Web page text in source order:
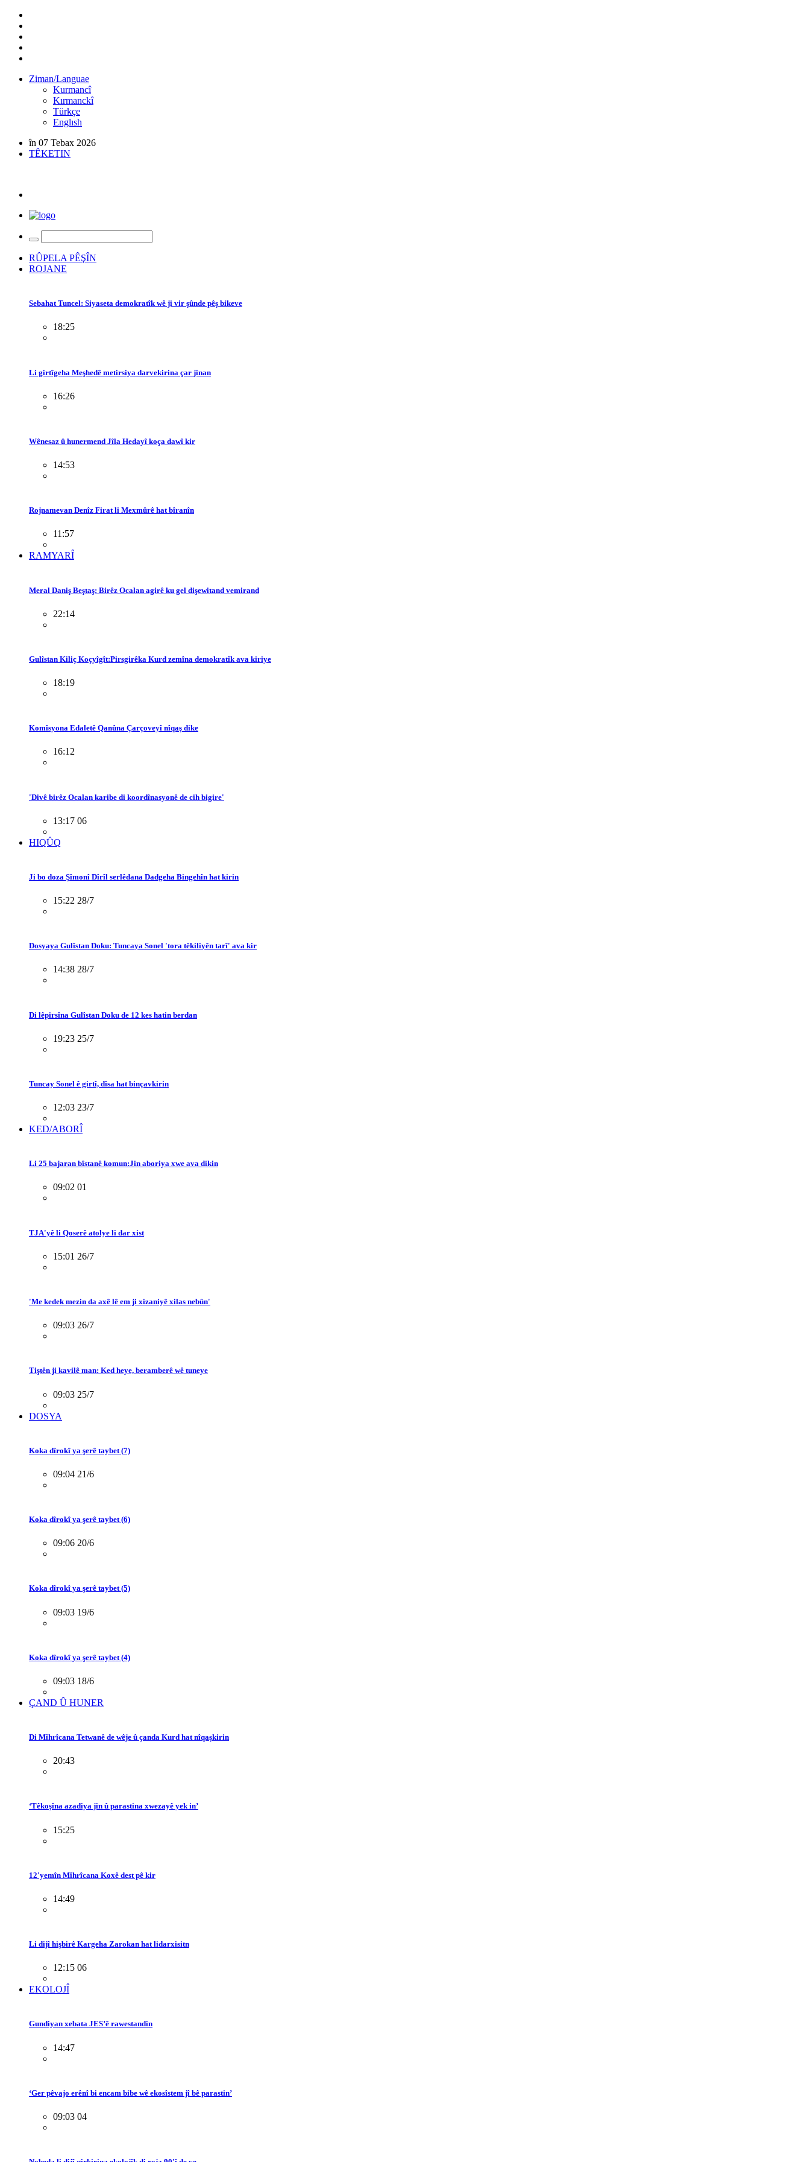
Ziman/Languae
Kurmancî
Kırmanckî
Türkçe
Englısh
în 07 Tebax 2026
TÊKETIN
RÛPELA PÊŞÎN
ROJANE
Sebahat Tuncel: Siyaseta demokratîk wê ji vir şûnde pêş bikeve
18:25
Li girtîgeha Meşhedê metirsiya darvekirina çar jinan
16:26
Wênesaz û hunermend Jîla Hedayî koça dawî kir
14:53
Rojnamevan Denîz Firat li Mexmûrê hat bîranîn
11:57
RAMYARÎ
Meral Daniş Beştaş: Birêz Ocalan agirê ku gel dişewitand vemirand
22:14
Gulîstan Kiliç Koçyîgît:Pirsgirêka Kurd zemîna demokratîk ava kiriye
18:19
Komîsyona Edaletê Qanûna Çarçoveyî nîqaş dike
16:12
'Divê birêz Ocalan karibe di koordînasyonê de cih bigire'
13:17 06
HIQÛQ
Ji bo doza Şîmonî Dîrîl serlêdana Dadgeha Bingehîn hat kirin
15:22 28/7
Dosyaya Gulîstan Doku: Tuncaya Sonel 'tora têkiliyên tarî' ava kir
14:38 28/7
Di lêpirsîna Gulîstan Doku de 12 kes hatin berdan
19:23 25/7
Tuncay Sonel ê girtî, dîsa hat binçavkirin
12:03 23/7
KED/ABORÎ
Li 25 bajaran bîstanê komun:Jin aboriya xwe ava dikin
09:02 01
TJA'yê li Qoserê atolye li dar xist
15:01 26/7
'Me kedek mezin da axê lê em ji xizaniyê xilas nebûn'
09:03 26/7
Tiştên ji kavilê man: Ked heye, beramberê wê tuneye
09:03 25/7
DOSYA
Koka dîrokî ya şerê taybet (7)
09:04 21/6
Koka dîrokî ya şerê taybet (6)
09:06 20/6
Koka dîrokî ya şerê taybet (5)
09:03 19/6
Koka dîrokî ya şerê taybet (4)
09:03 18/6
ÇAND Û HUNER
Di Mîhrîcana Tetwanê de wêje û çanda Kurd hat nîqaşkirin
20:43
‘Têkoşîna azadiya jin û parastina xwezayê yek in’
15:25
12'yemîn Mîhrîcana Koxê dest pê kir
14:49
Li dijî hişbirê Kargeha Zarokan hat lidarxisitn
12:15 06
EKOLOJÎ
Gundiyan xebata JES’ê rawestandin
14:47
‘Ger pêvajo erênî bi encam bibe wê ekosîstem jî bê parastin’
09:03 04